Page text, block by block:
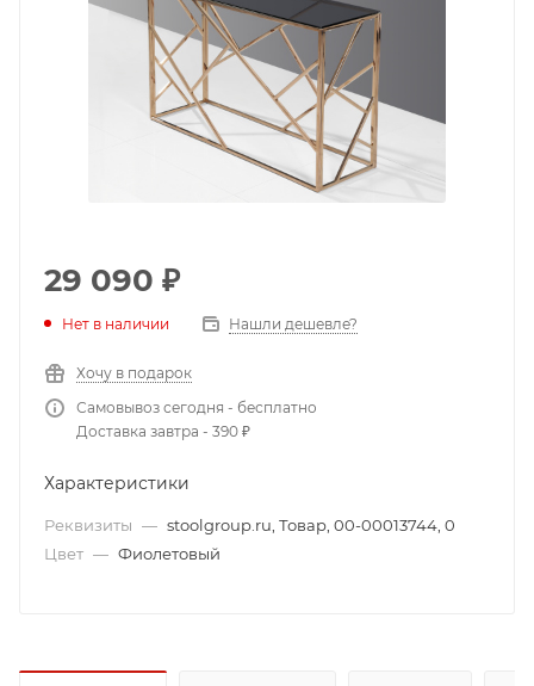
29 090 ₽
Нет в наличии Нашли дешевле?
Хочу в подарок
Самовывоз сегодня - бесплатно
Доставка завтра - 390 ₽
Характеристики
Реквизиты — stoolgroup.ru, Товар, 00-00013744, 0
Цвет — Фиолетовый